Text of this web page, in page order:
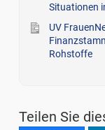
Situationen
UV
Rohstoffe
Teilen Sie